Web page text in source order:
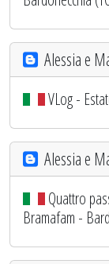
Alessia e
VLog -
Alessia e
Quattro
Bramafam -